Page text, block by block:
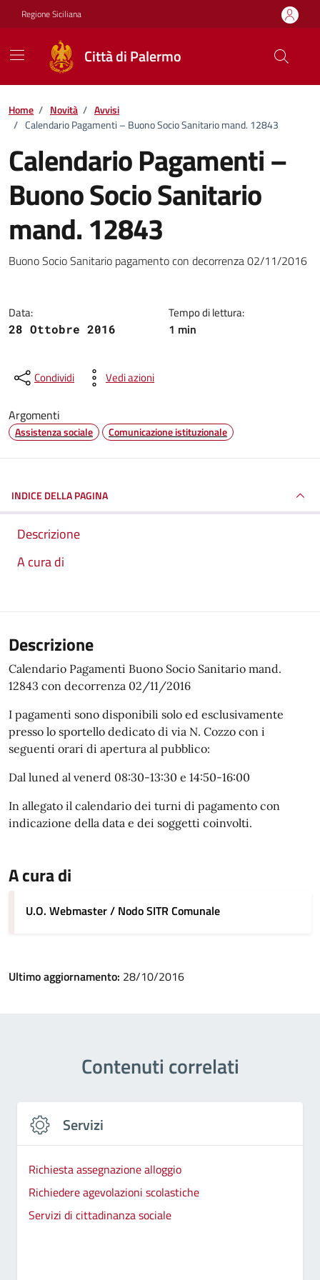
Vai ai contenuti
Vai al footer
Regione Siciliana
Città di Palermo
Home / Novità / Avvisi
/ Calendario Pagamenti – Buono Socio Sanitario mand. 12843
Calendario Pagamenti –
Buono Socio Sanitario
mand. 12843
Dettagli della notizia
Buono Socio Sanitario pagamento con decorrenza 02/11/2016
Data:
28 Ottobre 2016
Tempo di lettura:
1 min
Condividi Vedi azioni
Argomenti
Assistenza sociale Comunicazione istituzionale
INDICE DELLA PAGINA
Descrizione
A cura di
Descrizione
Calendario Pagamenti Buono Socio Sanitario mand.
12843 con decorrenza 02/11/2016
I pagamenti sono disponibili solo ed esclusivamente
presso lo sportello dedicato di via N. Cozzo con i
seguenti orari di apertura al pubblico:
Dal luned al venerd 08:30-13:30 e 14:50-16:00
In allegato il calendario dei turni di pagamento con
indicazione della data e dei soggetti coinvolti.
A cura di
U.O. Webmaster / Nodo SITR Comunale
Ultimo aggiornamento: 28/10/2016
Contenuti correlati
Servizi
Richiesta assegnazione alloggio
Richiedere agevolazioni scolastiche
Servizi di cittadinanza sociale